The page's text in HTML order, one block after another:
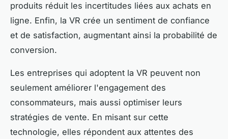
produits réduit les incertitudes liées aux achats en
ligne. Enfin, la VR crée un sentiment de confiance
et de satisfaction, augmentant ainsi la probabilité de
conversion.
Les entreprises qui adoptent la VR peuvent non
seulement améliorer l'engagement des
consommateurs, mais aussi optimiser leurs
stratégies de vente. En misant sur cette
technologie, elles répondent aux attentes des